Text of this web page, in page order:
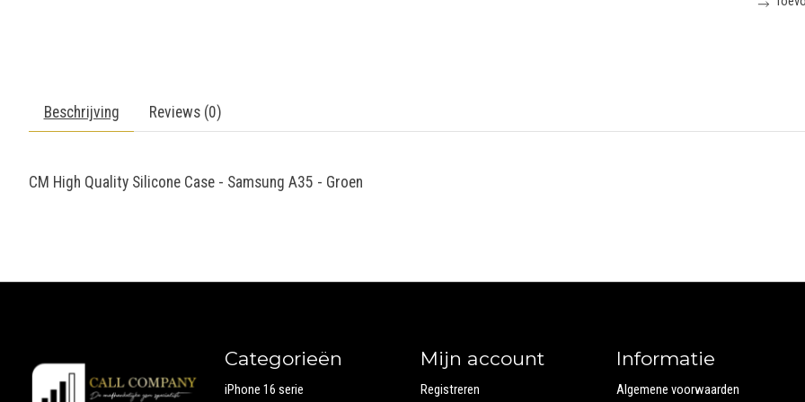
Beschrijving Reviews (0)
CM High Quality Silicone Case - Samsung A35 - Groen
Categorieën
iPhone 16 serie
Mijn account
Registreren
Informatie
Algemene voorwaarden